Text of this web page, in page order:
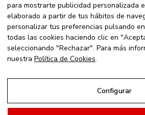
Aviso legal
Política de privacidad
Política de cookies
© 2026 GVO CUENCA - Con
para mostrarte publicidad personalizada
elaborado a partir de tus hábitos de
personalizar tus preferencias pulsando
todas las cookies haciendo clic en
seleccionando "Rechazar". Para más
nuestra Política de Cookies.
Configurar
Aviso Legal